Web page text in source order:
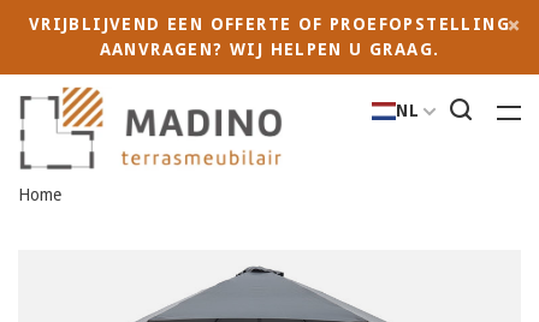
VRIJBLIJVEND EEN OFFERTE OF PROEFOPSTELLING
AANVRAGEN? WIJ HELPEN U GRAAG.
NL
Home